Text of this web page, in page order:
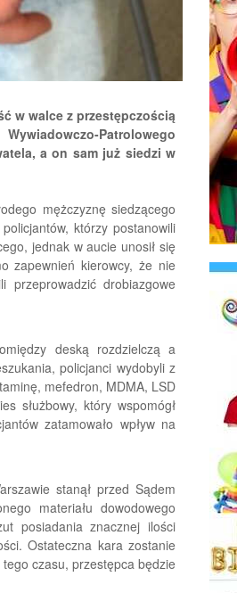
w walce z przestępczością
Patrolowego
a on sam już siedzi w
mężczyznę siedzącego
którzy postanowili
jednak w aucie unosił się
zapewnień kierowcy, że nie
drobiazgowe
deską rozdzielczą a
policjanci wydobyli z
mefedron, MDMA, LSD
służbowy, który wspomógł
zatamowało wpływ na
stanął przed Sądem
materiału dowodowego
posiadania znacznej ilości
Ostateczna kara zostanie
czasu, przestępca będzie